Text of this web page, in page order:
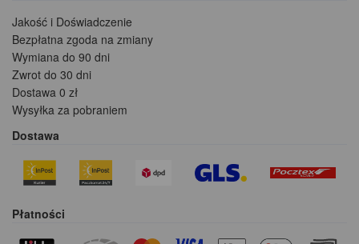
Jakość i Doświadczenie
Bezpłatna zgoda na zmiany
Wymiana do 90 dni
Zwrot do 30 dni
Dostawa 0 zł
Wysyłka za pobraniem
Dostawa
Płatności